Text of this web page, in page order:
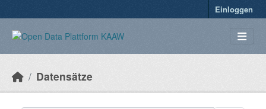
Einloggen
Datensätze